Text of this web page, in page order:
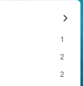
1
2
2